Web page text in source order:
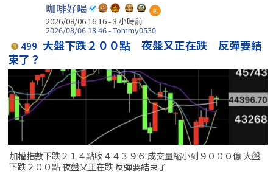
咖啡好喝 包
2026/08/06 16:16 -3 小時前
2026/08/06 18:46 - Tommy0530
499 大盤下跌２００點 夜盤又正在跌 反彈要結
束了？
加權指數下跌２１４點收４４３９６ 成交量縮小到９０００億 大盤
下跌２００點 夜盤又正在跌 反彈要結束了